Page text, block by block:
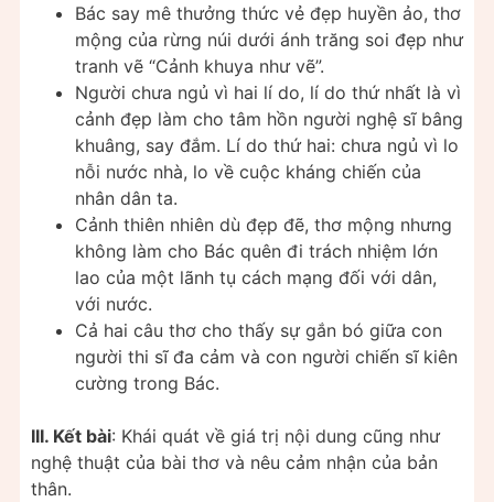
Bác say mê thưởng thức vẻ đẹp huyền ảo, thơ
mộng của rừng núi dưới ánh trăng soi đẹp như
tranh vẽ “Cảnh khuya như vẽ”.
Người chưa ngủ vì hai lí do, lí do thứ nhất là vì
cảnh đẹp làm cho tâm hồn người nghệ sĩ bâng
khuâng, say đắm. Lí do thứ hai: chưa ngủ vì lo
nỗi nước nhà, lo về cuộc kháng chiến của
nhân dân ta.
Cảnh thiên nhiên dù đẹp đẽ, thơ mộng nhưng
không làm cho Bác quên đi trách nhiệm lớn
lao của một lãnh tụ cách mạng đối với dân,
với nước.
Cả hai câu thơ cho thấy sự gắn bó giữa con
người thi sĩ đa cảm và con người chiến sĩ kiên
cường trong Bác.
III. Kết bài: Khái quát về giá trị nội dung cũng như
nghệ thuật của bài thơ và nêu cảm nhận của bản
thân.